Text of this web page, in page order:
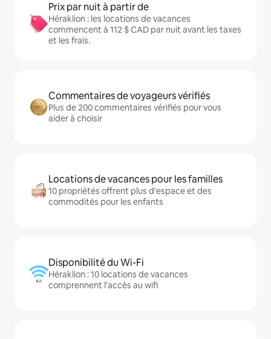
Prix par nuit à partir de
Héraklion : les locations de vacances
commencent à 112 $ CAD par nuit avant les taxes
et les frais.
Commentaires de voyageurs vérifiés
Plus de 200 commentaires vérifiés pour vous
aider à choisir
Locations de vacances pour les familles
10 propriétés offrent plus d'espace et des
commodités pour les enfants
Disponibilité du Wi-Fi
Héraklion : 10 locations de vacances
comprennent l'accès au wifi